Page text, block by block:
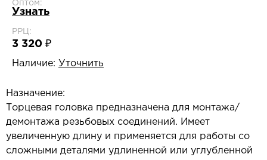
Оптом:
Узнать
РРЦ:
3 320 ₽
Наличие: Уточнить
Назначение:
Торцевая головка предназначена для монтажа/
демонтажа резьбовых соединений. Имеет
увеличенную длину и применяется для работы со
сложными деталями удлиненной или углубленной